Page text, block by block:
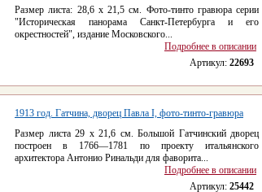
Размер листа: 28,6 x 21,5 см. Фото-тинто гравюра серии
"Историческая панорама Санкт-Петербурга и его
окрестностей", издание Московского...
Подробнее в описании
Артикул: 22693
1913 год. Гатчина, дворец Павла I, фото-тинто-гравюра
Размер листа 29 x 21,6 см. Большой Гатчинский дворец
построен в 1766—1781 по проекту итальянского
архитектора Антонио Ринальди для фаворита...
Подробнее в описании
Артикул: 25442